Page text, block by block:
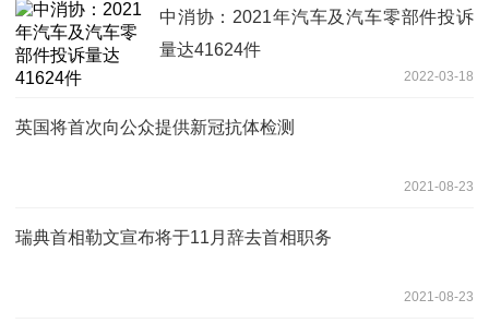
中消协：2021年汽车及汽车零部件投诉
量达41624件
2022-03-18
英国将首次向公众提供新冠抗体检测
2021-08-23
瑞典首相勒文宣布将于11月辞去首相职务
2021-08-23